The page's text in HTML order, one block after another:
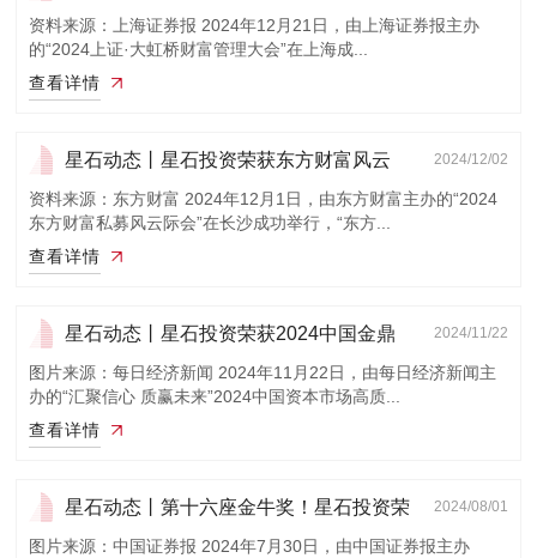
获“十年...
资料来源：上海证券报 2024年12月21日，由上海证券报主办
的“2024上证·大虹桥财富管理大会”在上海成...
查看详情
星石动态丨星石投资荣获东方财富风云
榜“2024年...
2024/12/02
资料来源：东方财富 2024年12月1日，由东方财富主办的“2024
东方财富私募风云际会”在长沙成功举行，“东方...
查看详情
星石动态丨星石投资荣获2024中国金鼎
奖“最受市...
2024/11/22
图片来源：每日经济新闻 2024年11月22日，由每日经济新闻主
办的“汇聚信心 质赢未来”2024中国资本市场高质...
查看详情
星石动态丨第十六座金牛奖！星石投资荣
获“十五...
2024/08/01
图片来源：中国证券报 2024年7月30日，由中国证券报主办